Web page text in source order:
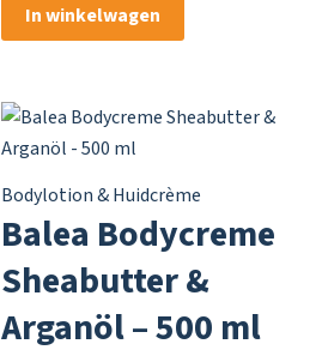
€ 4,95.€ 3,25.
In winkelwagen
Bodylotion & Huidcrème
Balea Bodycreme
Sheabutter &
Arganöl – 500 ml